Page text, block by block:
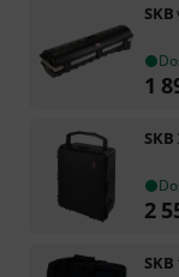
SKB
1
SKB
2
SKB